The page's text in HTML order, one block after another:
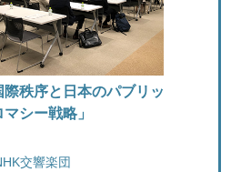
際秩序と日本のパブリッ
シー戦略」
交響楽団